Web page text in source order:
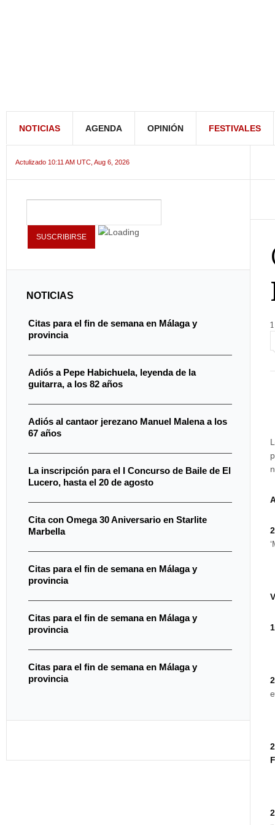
NOTICIAS AGENDA OPINIÓN FESTIVALES
Actulizado 10:11 AM UTC, Aug 6, 2026
NOTICIAS
Citas para el fin de semana en Málaga y
provincia
Adiós a Pepe Habichuela, leyenda de la
guitarra, a los 82 años
Adiós al cantaor jerezano Manuel Malena a los
67 años
La inscripción para el I Concurso de Baile de El
Lucero, hasta el 20 de agosto
Cita con Omega 30 Aniversario en Starlite
Marbella
Citas para el fin de semana en Málaga y
provincia
Citas para el fin de semana en Málaga y
provincia
Citas para el fin de semana en Málaga y
provincia